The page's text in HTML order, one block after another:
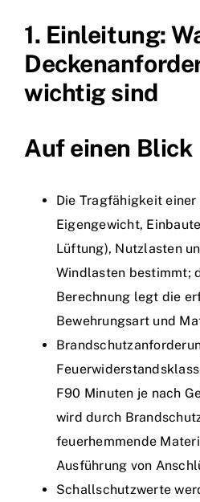
1. Einleitung:
wichtig sind
Auf einen Blick
Die Tragfähigkeit
Eigengewicht,
Lüftung), Nutzlasten
Windlasten bestimmt;
Berechnung legt die
Bewehrungsart und
F90 Minuten je nach
wird durch
feuerhemmende
Ausführung von
Schallschutzwerte